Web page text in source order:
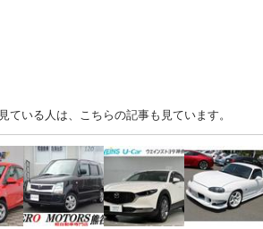
いる人は、こちらの記事も見ています。